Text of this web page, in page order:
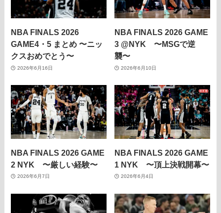
NBA FINALS 2026
GAME4・5 まとめ 〜ニッ
クスおめでとう〜
2026年6月16日
NBA FINALS 2026 GAME
3 @NYK 〜MSGで逆
襲〜
2026年6月10日
NBA FINALS 2026 GAME
2 NYK 〜厳しい経験〜
2026年6月7日
NBA FINALS 2026 GAME
1 NYK 〜頂上決戦開幕〜
2026年6月4日